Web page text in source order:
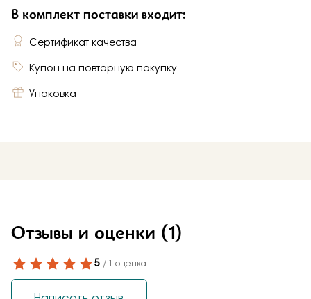
В комплект поставки входит:
Сертификат качества
Купон на повторную покупку
Упаковка
Отзывы и оценки (1)
5 / 1 оценка